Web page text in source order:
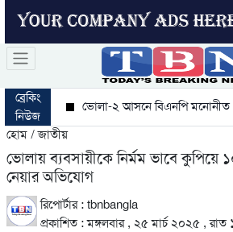
ব্রেকিং
নিউজ
ভোলা-২ আসনে বিএনপি মনোনীত
হোম / জাতীয়
ভোলায় ব্যবসায়ীকে নির্মম ভাবে কুপিয়ে
নেয়ার অভিযোগ
রিপোর্টার : tbnbangla
প্রকাশিত : মঙ্গলবার , ২৫ মার্চ ২০২৫ ,